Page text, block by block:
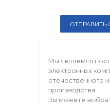
Мы являемся
электронных
отечественного
производства.
Вы можете